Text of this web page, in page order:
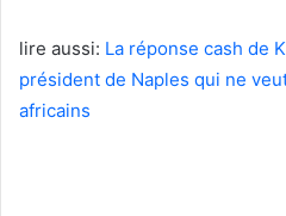
lire aussi: La réponse cash de
président de Naples qui ne
africains